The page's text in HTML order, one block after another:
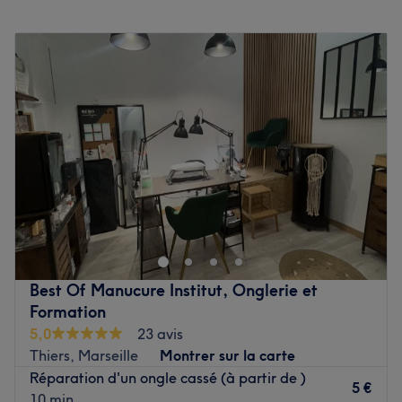
10:00–19:00
10:00–19:00
Jeudi
10:00–19:00
Vendredi
10:00– 19:00
Samedi
10:00 –
Dimanche
Fermé
Bienvenue chez Maison Sophia, votre destination
incontournable pour une expérience de coiffure et de
beauté dans le 1e arrondissement de Marseille.
Découvrez une gamme complète de soins esthétiques et
coiffure, conçus pour vous offrir une évasion totale du
quotidien. Accordez-vous une pause bien-être et laissez-
vous dorloter par une équipe spécialiste en beauté, qui
saura répondre à vos besoins avec expertise. Réservez
dès maintenant pour une parenthèse de douceur et de
bien-être.
Best Of Manucure Institut, Onglerie et
Formation
5,0
23 avis
Thiers, Marseille
Montrer sur la carte
Réparation d'un ongle cassé (à partir de )
5 €